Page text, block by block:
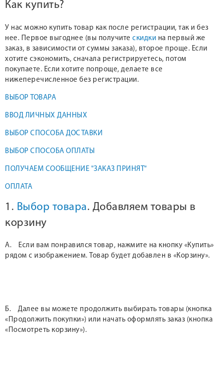
Как купить?
У нас можно купить товар как после регистрации, так и без
нее. Первое выгоднее (вы получите скидки на первый же
заказ, в зависимости от суммы заказа), второе проще. Если
хотите сэкономить, сначала регистрируетесь, потом
покупаете. Если хотите попроще, делаете все
нижеперечисленное без регистрации.
ВЫБОР ТОВАРА
ВВОД ЛИЧНЫХ ДАННЫХ
ВЫБОР СПОСОБА ДОСТАВКИ
ВЫБОР СПОСОБА ОПЛАТЫ
ПОЛУЧАЕМ СООБЩЕНИЕ "ЗАКАЗ ПРИНЯТ"
ОПЛАТА
1. Выбор товара. Добавляем товары в
корзину
А. Если вам понравился товар, нажмите на кнопку «Купить»
рядом с изображением. Товар будет добавлен в «Корзину».
Б. Далее вы можете продолжить выбирать товары (кнопка
«Продолжить покупки») или начать оформлять заказ (кнопка
«Посмотреть корзину»).